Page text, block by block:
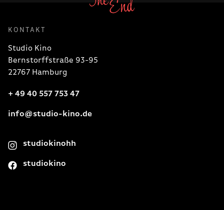
KONTAKT
Studio Kino
Bernstorffstraße 93-95
22767 Hamburg
+ 49 40 557 753 47
info@studio-kino.de
studiokinohh
studiokino